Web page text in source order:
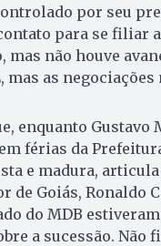
por seu
para se filiar
mas não houve
mas as
enquanto
férias da
e madura,
de Goiás, Ronaldo
do MDB
a sucessão. Não